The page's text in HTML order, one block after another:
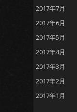
2017年7月
2017年6月
2017年5月
2017年4月
2017年3月
2017年2月
2017年1月